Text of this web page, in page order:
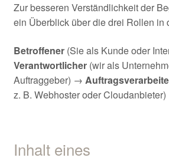
Zur besseren Verständlichkeit der
ein Überblick über die drei Rollen in
Betroffener(Sie als Kunde oder
Verantwortlicher(wir als
Auftraggeber) →
z. B. Webhoster oder Cloudanbieter)
Inhalt eines